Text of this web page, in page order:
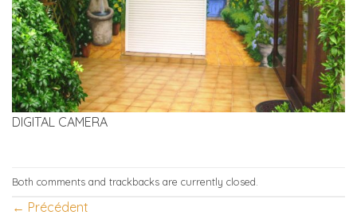
DIGITAL CAMERA
Both comments and trackbacks are currently closed.
← Précédent